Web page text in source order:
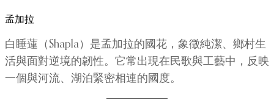
孟加拉
白睡蓮（Shapla）是孟加拉的國花，象徵純潔、鄉村生
活與面對逆境的韌性。它常出現在民歌與工藝中，反映
一個與河流、湖泊緊密相連的國度。